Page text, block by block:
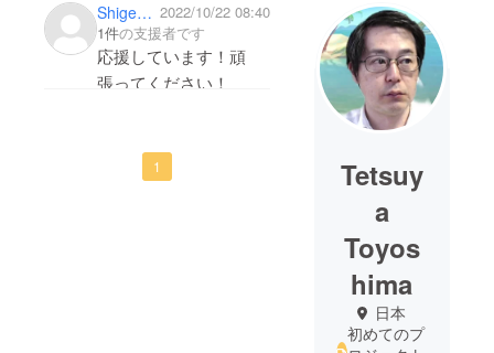
Shigemi Toyoshima 2022/10/22 08:40
1件の支援者です
応援しています！頑
張ってください！
1
Tetsuy
a
Toyos
hima
日本
初めてのプ